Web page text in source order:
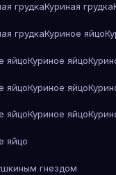
грудкаКуриная грудка
грудкаКуриное яйцо
яйцоКуриное яйцо
яйцоКуриное яйцо
яйцоКуриное яйцо
яйцо
гнездом